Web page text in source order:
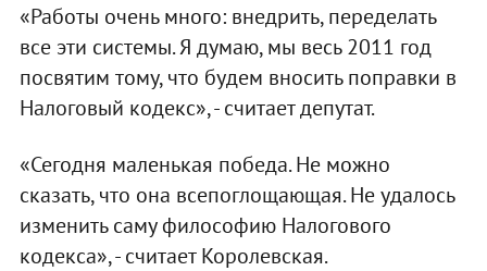
«Работы очень много: внедрить, переделать
все эти системы. Я думаю, мы весь 2011 год
посвятим тому, что будем вносить поправки в
Налоговый кодекс», - считает депутат.
«Сегодня маленькая победа. Не можно
сказать, что она всепоглощающая. Не удалось
изменить саму философию Налогового
кодекса», - считает Королевская.